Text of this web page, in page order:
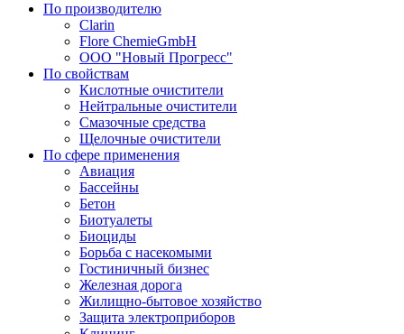
По производителю
Clarin
Flore ChemieGmbH
ООО "Новый Прогресс"
По свойствам
Кислотные очистители
Нейтральные очистители
Смазочные средства
Щелочные очистители
По сфере применения
Авиация
Бассейны
Бетон
Биотуалеты
Биоциды
Борьба с насекомыми
Гостиничный бизнес
Железная дорога
Жилищно-бытовое хозяйство
Защита электроприборов